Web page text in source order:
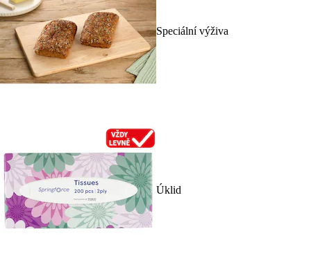
Speciální výživa
Úklid